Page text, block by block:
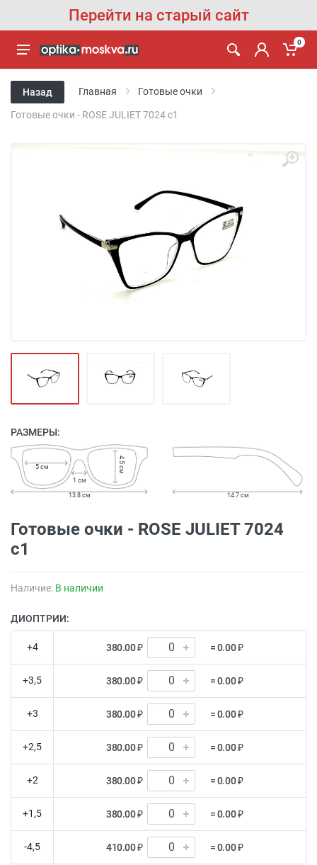
Перейти на старый сайт
0
Назад Главная Готовые очки
Готовые очки - ROSE JULIET 7024 с1
РАЗМЕРЫ:
1 см
5 см 4.5 см
13.8 см 14.7 см
Готовые очки - ROSE JULIET 7024
с1
Наличие: В наличии
ДИОПТРИИ:
+4 380.00 ₽ = 0.00 ₽
+3,5 380.00 ₽ = 0.00 ₽
+3 380.00 ₽ = 0.00 ₽
+2,5 380.00 ₽ = 0.00 ₽
+2 380.00 ₽ = 0.00 ₽
+1,5 380.00 ₽ = 0.00 ₽
-4,5 410.00 ₽ = 0.00 ₽